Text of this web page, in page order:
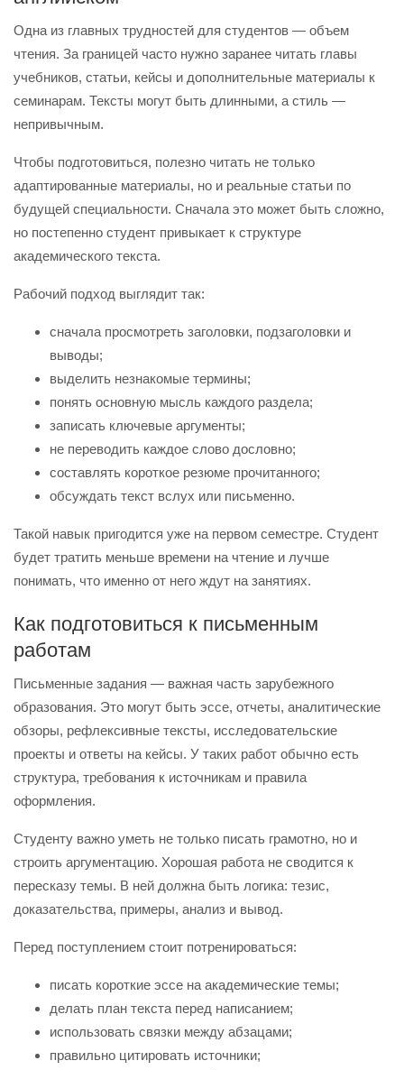
Одна из главных трудностей для студентов — объем
чтения. За границей часто нужно заранее читать главы
учебников, статьи, кейсы и дополнительные материалы к
семинарам. Тексты могут быть длинными, а стиль —
непривычным.
Чтобы подготовиться, полезно читать не только
адаптированные материалы, но и реальные статьи по
будущей специальности. Сначала это может быть сложно,
но постепенно студент привыкает к структуре
академического текста.
Рабочий подход выглядит так:
сначала просмотреть заголовки, подзаголовки и
выводы;
выделить незнакомые термины;
понять основную мысль каждого раздела;
записать ключевые аргументы;
не переводить каждое слово дословно;
составлять короткое резюме прочитанного;
обсуждать текст вслух или письменно.
Такой навык пригодится уже на первом семестре. Студент
будет тратить меньше времени на чтение и лучше
понимать, что именно от него ждут на занятиях.
Как подготовиться к письменным
работам
Письменные задания — важная часть зарубежного
образования. Это могут быть эссе, отчеты, аналитические
обзоры, рефлексивные тексты, исследовательские
проекты и ответы на кейсы. У таких работ обычно есть
структура, требования к источникам и правила
оформления.
Студенту важно уметь не только писать грамотно, но и
строить аргументацию. Хорошая работа не сводится к
пересказу темы. В ней должна быть логика: тезис,
доказательства, примеры, анализ и вывод.
Перед поступлением стоит потренироваться:
писать короткие эссе на академические темы;
делать план текста перед написанием;
использовать связки между абзацами;
правильно цитировать источники;